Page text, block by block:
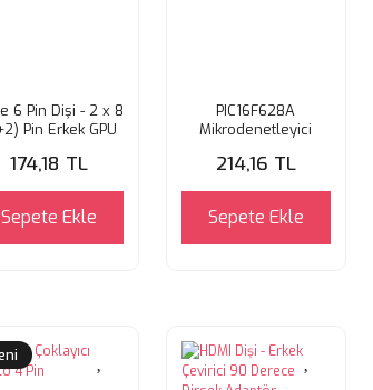
e 6 Pin Dişi - 2 x 8
Pin Erkek GPU
174,18 TL
Sepete Ekle
PIC16F628A
Mikrodenetleyici
214,16 TL
Sepete Ekle